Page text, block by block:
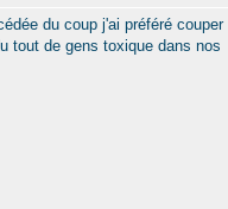
du coup j'ai préféré couper
tout de gens toxique dans nos